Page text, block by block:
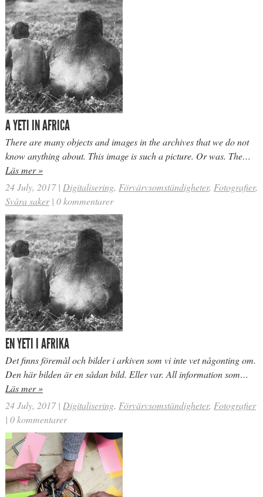
A YETI IN AFRICA
There are many objects and images in the archives that we do not
know anything about. This image is such a picture. Or was. The…
Läs mer »
24 July, 2017 | Digitalisering, Förvärvsomständigheter, Fotografier,
Svåra saker | 0 kommentarer
EN YETI I AFRIKA
Det finns föremål och bilder i arkiven som vi inte vet någonting om.
Den här bilden är en sådan bild. Eller var. All information som…
Läs mer »
24 July, 2017 | Digitalisering, Förvärvsomständigheter, Fotografier
| 0 kommentarer